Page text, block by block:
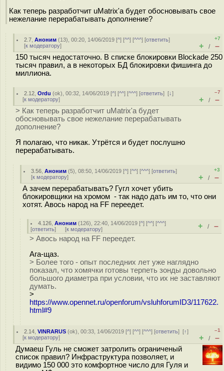
Как теперь разработчит uMatrix'а будет обосновывать свое
нежелание перерабатывать дополнение?
2.7 ,Аноним (13), 00:20, 14/06/2019 [^] [^^] [^^^] [ответить]
[к модератору]
+7
+ / –
150 тысяч недостаточно. В списке блокировки Blockade 250
тысяч правил, а в некоторых БД блокировки фишинга до
миллиона.
2.12 ,Ordu (ok), 00:32, 14/06/2019 [^] [^^] [^^^] [ответить][↓]
[к модератору]
–7
+ / –
> Как теперь разработчит uMatrix'а будет
обосновывать свое нежелание перерабатывать
дополнение?
Я полагаю, что никак. Утрётся и будет послушно
перерабатывать.
3.56 ,Аноним (5), 08:50, 14/06/2019 [^] [^^] [^^^] [ответить]
[к модератору]
+3
+ / –
А зачем перерабатывать? Гугл хочет убить
блокировщики на хромом - так надо дать им то, что они
хотят. Авось народ на FF переедет.
4.126 ,Аноним (126), 22:40, 14/06/2019 [^] [^^] [^^^]
[ответить] [к модератору] + / –
> Авось народ на FF переедет.
Ага-щаз.
> Более того - опыт последних лет уже наглядно
показал, что хомячки готовы терпеть зонды довольно
большого диаметра при условии, что их не заставляют
думать.
>
https://www.opennet.ru/openforum/vsluhforumID3/117622.
html#9
2.14 ,VINRARUS (ok), 00:33, 14/06/2019 [^] [^^] [^^^] [ответить][↑]
[к модератору]
–1
+ / –
Думаеш Гуль не сможет затролить ограниченый
список правил? Инфраструктура позволяет, и
видимо 150 000 это комфортное число для Гуля и